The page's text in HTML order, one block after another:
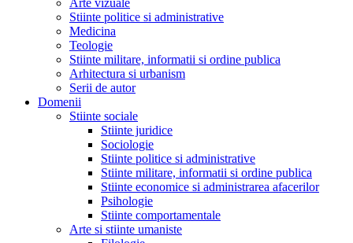
Stiinte politice si administrative
Medicina
Teologie
Stiinte militare, informatii si ordine publica
Arhitectura si urbanism
Serii de autor
Domenii
Stiinte sociale
Stiinte juridice
Sociologie
Stiinte politice si administrative
Stiinte militare, informatii si ordine publica
Stiinte economice si administrarea afacerilor
Psihologie
Stiinte comportamentale
Arte si stiinte umaniste